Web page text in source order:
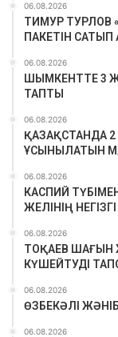
06.08.2026
ТИМУР ТУРЛОВ
ПАКЕТІН САТЫП
06.08.2026
ШЫМКЕНТТЕ 3
ТАПТЫ
06.08.2026
ҚАЗАҚСТАНДА
ҰСЫНЫЛАТЫН
06.08.2026
КАСПИЙ
ЖЕЛІНІҢ
06.08.2026
ТОҚАЕВ ШАҒЫН
КҮШЕЙТУДІ
06.08.2026
ӨЗБЕКӘЛІ
06.08.2026